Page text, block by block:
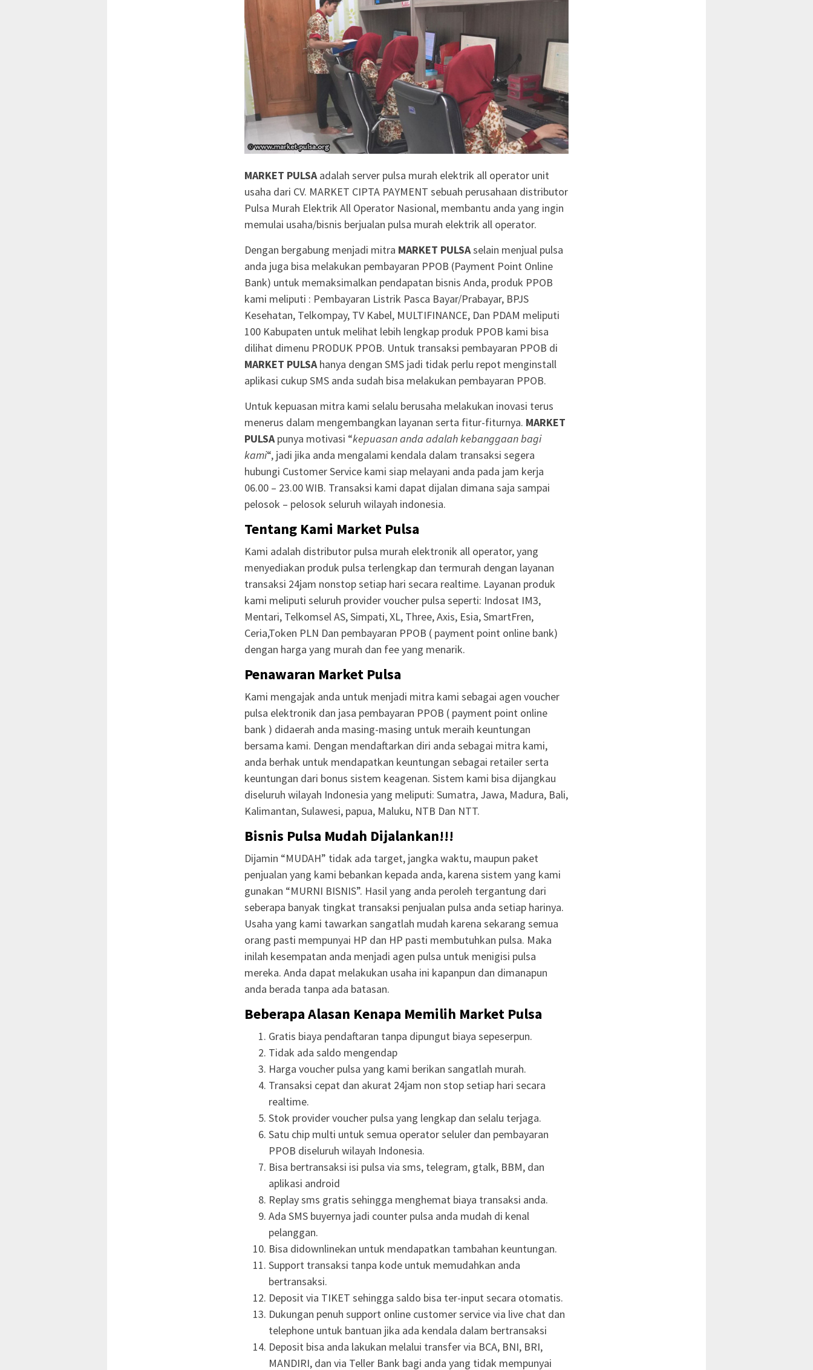
MARKET PULSAadalah server pulsa murah elektrik all operator unit
usaha dari CV. MARKET CIPTA PAYMENT sebuah perusahaan distributor
Pulsa Murah Elektrik All Operator Nasional, membantu anda yang ingin
memulai usaha/bisnis berjualan pulsa murah elektrik all operator.
Dengan bergabung menjadi mitra MARKET PULSAselain menjual pulsa
anda juga bisa melakukan pembayaran PPOB (Payment Point Online
Bank) untuk memaksimalkan pendapatan bisnis Anda, produk PPOB
kami meliputi : Pembayaran Listrik Pasca Bayar/Prabayar, BPJS
Kesehatan, Telkompay, TV Kabel, MULTIFINANCE, Dan PDAM meliputi
100 Kabupaten untuk melihat lebih lengkap produk PPOB kami bisa
dilihat dimenu PRODUK PPOB. Untuk transaksi pembayaran PPOB di
MARKET PULSAhanya dengan SMS jadi tidak perlu repot menginstall
aplikasi cukup SMS anda sudah bisa melakukan pembayaran PPOB.
Untuk kepuasan mitra kami selalu berusaha melakukan inovasi terus
menerus dalam mengembangkan layanan serta fitur-fiturnya. MARKET
PULSApunya motivasi “kepuasan anda adalah kebanggaan bagi
kami“, jadi jika anda mengalami kendala dalam transaksi segera
hubungi Customer Service kami siap melayani anda pada jam kerja
06.00 – 23.00 WIB. Transaksi kami dapat dijalan dimana saja sampai
pelosok – pelosok seluruh wilayah indonesia.
Tentang Kami Market Pulsa
Kami adalah distributor pulsa murah elektronik all operator, yang
menyediakan produk pulsa terlengkap dan termurah dengan layanan
transaksi 24jam nonstop setiap hari secara realtime. Layanan produk
kami meliputi seluruh provider voucher pulsa seperti: Indosat IM3,
Mentari, Telkomsel AS, Simpati, XL, Three, Axis, Esia, SmartFren,
Ceria,Token PLN Dan pembayaran PPOB ( payment point online bank)
dengan harga yang murah dan fee yang menarik.
Penawaran Market Pulsa
Kami mengajak anda untuk menjadi mitra kami sebagai agen voucher
pulsa elektronik dan jasa pembayaran PPOB ( payment point online
bank ) didaerah anda masing-masing untuk meraih keuntungan
bersama kami. Dengan mendaftarkan diri anda sebagai mitra kami,
anda berhak untuk mendapatkan keuntungan sebagai retailer serta
keuntungan dari bonus sistem keagenan. Sistem kami bisa dijangkau
diseluruh wilayah Indonesia yang meliputi: Sumatra, Jawa, Madura, Bali,
Kalimantan, Sulawesi, papua, Maluku, NTB Dan NTT.
Bisnis Pulsa Mudah Dijalankan!!!
Dijamin “MUDAH” tidak ada target, jangka waktu, maupun paket
penjualan yang kami bebankan kepada anda, karena sistem yang kami
gunakan “MURNI BISNIS”. Hasil yang anda peroleh tergantung dari
seberapa banyak tingkat transaksi penjualan pulsa anda setiap harinya.
Usaha yang kami tawarkan sangatlah mudah karena sekarang semua
orang pasti mempunyai HP dan HP pasti membutuhkan pulsa. Maka
inilah kesempatan anda menjadi agen pulsa untuk menigisi pulsa
mereka. Anda dapat melakukan usaha ini kapanpun dan dimanapun
anda berada tanpa ada batasan.
Beberapa Alasan Kenapa Memilih Market Pulsa
Gratis biaya pendaftaran tanpa dipungut biaya sepeserpun.
Tidak ada saldo mengendap
Harga voucher pulsa yang kami berikan sangatlah murah.
Transaksi cepat dan akurat 24jam non stop setiap hari secara
realtime.
Stok provider voucher pulsa yang lengkap dan selalu terjaga.
Satu chip multi untuk semua operator seluler dan pembayaran
PPOB diseluruh wilayah Indonesia.
Bisa bertransaksi isi pulsa via sms, telegram, gtalk, BBM, dan
aplikasi android
Replay sms gratis sehingga menghemat biaya transaksi anda.
Ada SMS buyernya jadi counter pulsa anda mudah di kenal
pelanggan.
Bisa didownlinekan untuk mendapatkan tambahan keuntungan.
Support transaksi tanpa kode untuk memudahkan anda
bertransaksi.
Deposit via TIKET sehingga saldo bisa ter-input secara otomatis.
Dukungan penuh support online customer service via live chat dan
telephone untuk bantuan jika ada kendala dalam bertransaksi
Deposit bisa anda lakukan melalui transfer via BCA, BNI, BRI,
MANDIRI, dan via Teller Bank bagi anda yang tidak mempunyai